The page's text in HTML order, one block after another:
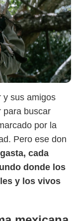
y sus amigos
para buscar
por la
Pero ese don
cada
donde los
y los vivos